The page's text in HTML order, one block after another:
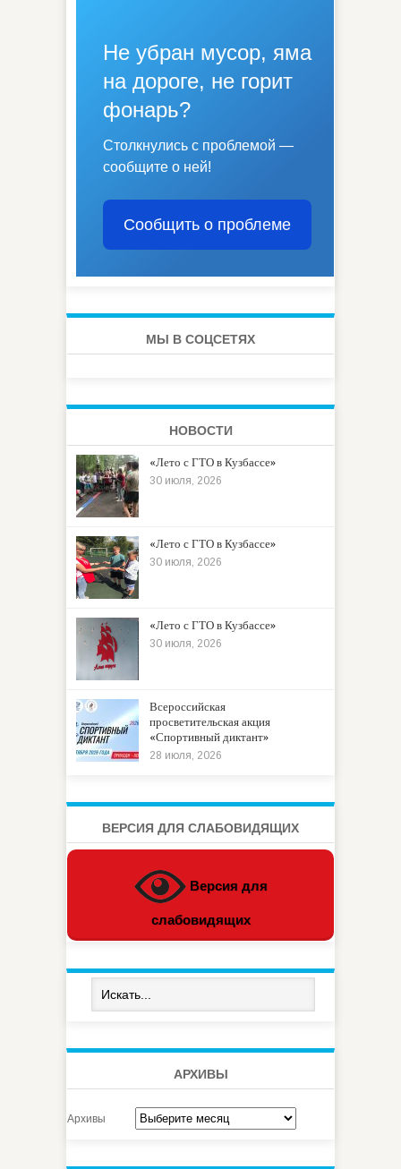
Не убран мусор, яма
на дороге, не горит
фонарь?
Столкнулись с проблемой —
сообщите о ней!
Сообщить о проблеме
МЫ В СОЦСЕТЯХ
НОВОСТИ
«Лето с ГТО в Кузбассе»
30 июля, 2026
«Лето с ГТО в Кузбассе»
30 июля, 2026
«Лето с ГТО в Кузбассе»
30 июля, 2026
Всероссийская
просветительская акция
«Спортивный диктант»
28 июля, 2026
ВЕРСИЯ ДЛЯ СЛАБОВИДЯЩИХ
Версия для
слабовидящих
АРХИВЫ
Архивы